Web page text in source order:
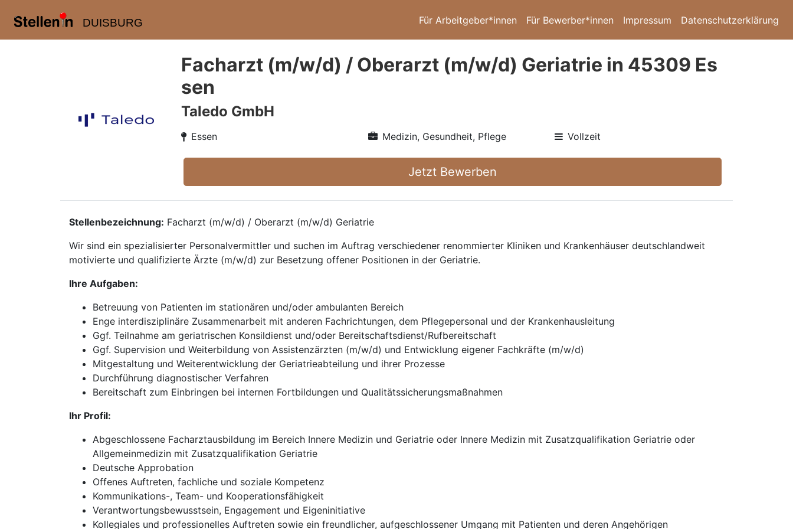
DUISBURG Für Arbeitgeber*innen Für Bewerber*innen Impressum Datenschutzerklärung
Facharzt (m/w/d) / Oberarzt (m/w/d) Geriatrie in 45309 Es
sen
Taledo GmbH
Essen Medizin, Gesundheit, Pflege Vollzeit
Jetzt Bewerben
Stellenbezeichnung: Facharzt (m/w/d) / Oberarzt (m/w/d) Geriatrie
Wir sind ein spezialisierter Personalvermittler und suchen im Auftrag verschiedener renommierter Kliniken und Krankenhäuser deutschlandweit
motivierte und qualifizierte Ärzte (m/w/d) zur Besetzung offener Positionen in der Geriatrie.
Ihre Aufgaben:
Betreuung von Patienten im stationären und/oder ambulanten Bereich
Enge interdisziplinäre Zusammenarbeit mit anderen Fachrichtungen, dem Pflegepersonal und der Krankenhausleitung
Ggf. Teilnahme am geriatrischen Konsildienst und/oder Bereitschaftsdienst/Rufbereitschaft
Ggf. Supervision und Weiterbildung von Assistenzärzten (m/w/d) und Entwicklung eigener Fachkräfte (m/w/d)
Mitgestaltung und Weiterentwicklung der Geriatrieabteilung und ihrer Prozesse
Durchführung diagnostischer Verfahren
Bereitschaft zum Einbringen bei internen Fortbildungen und Qualitätssicherungsmaßnahmen
Ihr Profil:
Abgeschlossene Facharztausbildung im Bereich Innere Medizin und Geriatrie oder Innere Medizin mit Zusatzqualifikation Geriatrie oder
Allgemeinmedizin mit Zusatzqualifikation Geriatrie
Deutsche Approbation
Offenes Auftreten, fachliche und soziale Kompetenz
Kommunikations-, Team- und Kooperationsfähigkeit
Verantwortungsbewusstsein, Engagement und Eigeninitiative
Kollegiales und professionelles Auftreten sowie ein freundlicher, aufgeschlossener Umgang mit Patienten und deren Angehörigen